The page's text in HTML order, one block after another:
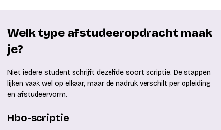
Welk type afstudeeropdracht maak
je?
Niet iedere student schrijft dezelfde soort scriptie. De stappen
lijken vaak wel op elkaar, maar de nadruk verschilt per opleiding
en afstudeervorm.
Hbo-scriptie